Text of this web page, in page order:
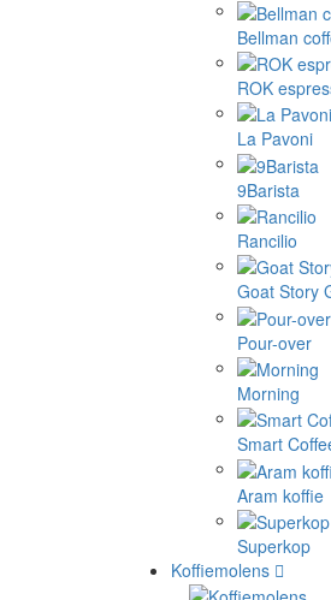
Bellman
ROK
La Pavoni
9Barista
Rancilio
Goat Story
Pour-over
Morning
Smart
Aram koffie
Superkop
Koffiemolens